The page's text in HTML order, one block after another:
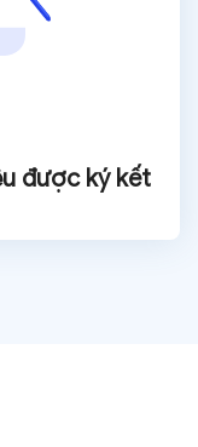
được ký kết